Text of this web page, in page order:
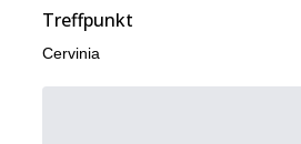
Treffpunkt
Cervinia